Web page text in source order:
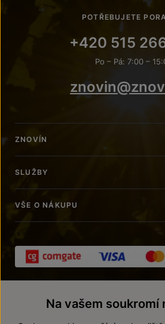
POTŘEBUJETE
+420 515
Po – Pá: 7:00 –
ZNOVÍN
SLUŽBY
VŠE O NÁKUPU
Na vašem soukromí